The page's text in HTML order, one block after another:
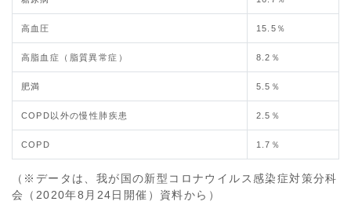
高血圧 15.5％
高脂血症（脂質異常症） 8.2％
肥満 5.5％
COPD以外の慢性肺疾患 2.5％
COPD 1.7％
（※データは、我が国の新型コロナウイルス感染症対策分科
会（2020年8月24日開催）資料から）